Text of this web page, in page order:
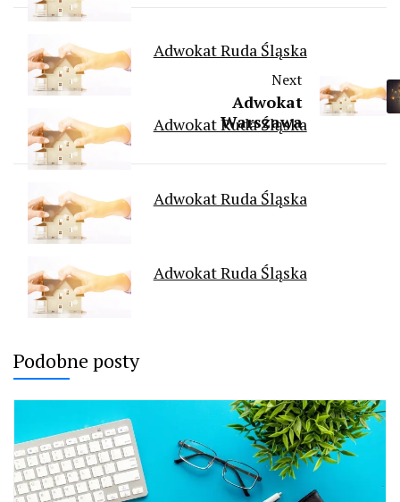
Adwokat Ruda Śląska
Adwokat Ruda Śląska
Adwokat Ruda Śląska
Adwokat Ruda Śląska
Next
Adwokat
Warszawa
Podobne posty